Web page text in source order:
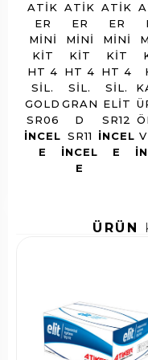
ATIK
ER
MINI
KIT
HT 4
SIL.
GOLD
SR06
INCEL
E
ATIK
ER
MINI
KIT
HT 4
SIL.
GRAN
D
SR11
INCEL
E
ATIK
ER
MINI
KIT
HT 4
SIL.
ELIT
SR12
INCEL
E
ÜRÜN